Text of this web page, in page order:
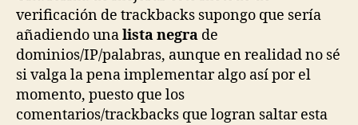
verificación de trackbacks supongo que sería
añadiendo unalista negra de
dominios/IP/palabras, aunque en realidad no sé
si valga la pena implementar algo así por el
momento, puesto que los
comentarios/trackbacks que logran saltar esta